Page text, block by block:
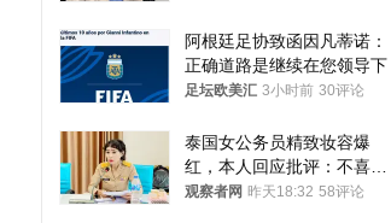
阿根廷足协致函因凡蒂诺：
正确道路是继续在您领导下
足坛欧美汇 3小时前 30评论
泰国女公务员精致妆容爆
红，本人回应批评：不喜欢
就别看
观察者网 昨天18:32 58评论